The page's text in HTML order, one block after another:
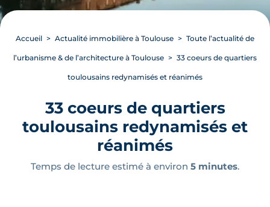
Accueil Actualité immobilière à Toulouse Toute l’actualité de
l’urbanisme & de l’architecture à Toulouse 33 coeurs de quartiers
toulousains redynamisés et réanimés
33 coeurs de quartiers
toulousains redynamisés et
réanimés
Temps de lecture estimé à environ 5 minutes.